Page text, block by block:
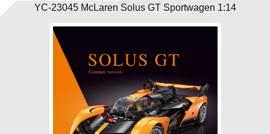
YC-23045 McLaren Solus GT Sportwagen 1:14